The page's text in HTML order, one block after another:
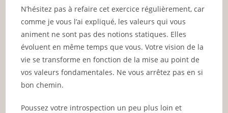
N’hésitez pas à refaire cet exercice régulièrement, car
comme je vous l’ai expliqué, les valeurs qui vous
animent ne sont pas des notions statiques. Elles
évoluent en même temps que vous. Votre vision de la
vie se transforme en fonction de la mise au point de
vos valeurs fondamentales. Ne vous arrêtez pas en si
bon chemin.
Poussez votre introspection un peu plus loin et